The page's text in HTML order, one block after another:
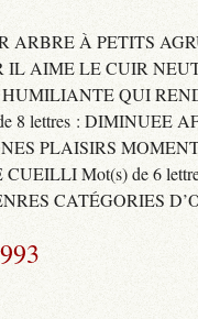
ARBRE À PETITS
IL AIME LE CUIR
HUMILIANTE QUI
8 lettres : DIMINUEE
PLAISIRS
Mot(s) de 6
CATÉGORIES